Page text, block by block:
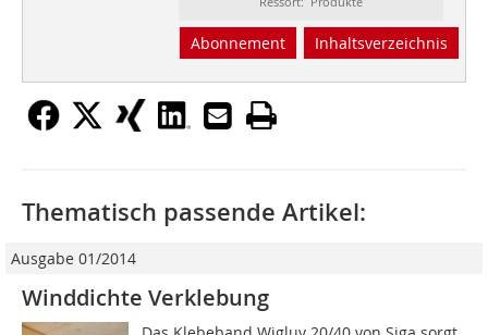
Abonnement Inhaltsverzeichnis
Thematisch passende Artikel:
Ausgabe 01/2014
Winddichte Verklebung